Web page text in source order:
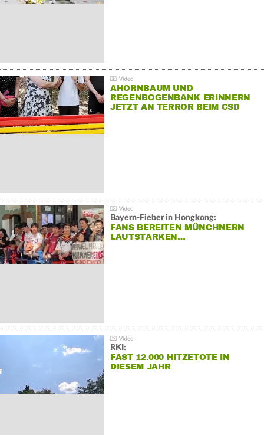
AHORNBAUM UND
REGENBOGENBANK ERINNERN
JETZT AN TERROR BEIM CSD
Bayern-Fieber in Hongkong:
FANS BEREITEN MÜNCHNERN
LAUTSTARKEN…
RKI:
FAST 12.000 HITZETOTE IN
DIESEM JAHR